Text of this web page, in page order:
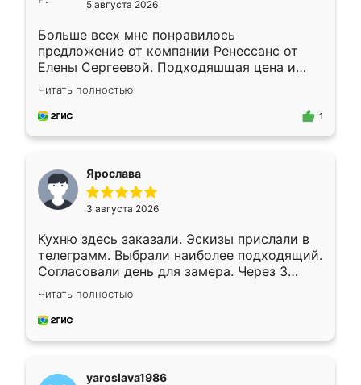
5 августа 2026
Больше всех мне понравилось
предложение от компании Ренессанс от
Елены Сергеевой. Подходяшщая цена и
короткие сроки изготовления. Приехавший
для замера сотрудник Владислав
предложил по моему эскизу самый
Читать полностью
1
Ярослава
3 августа 2026
Кухню здесь заказали. Эскизы прислали в
телеграмм. Выбрали наиболее подходящий.
Согласовали день для замера. Через 3
недели кухня была уже готова. Остались
довольны работой. Спасибо Ренессанс
мебель за качественную работу!
Читать полностью
yaroslava1986